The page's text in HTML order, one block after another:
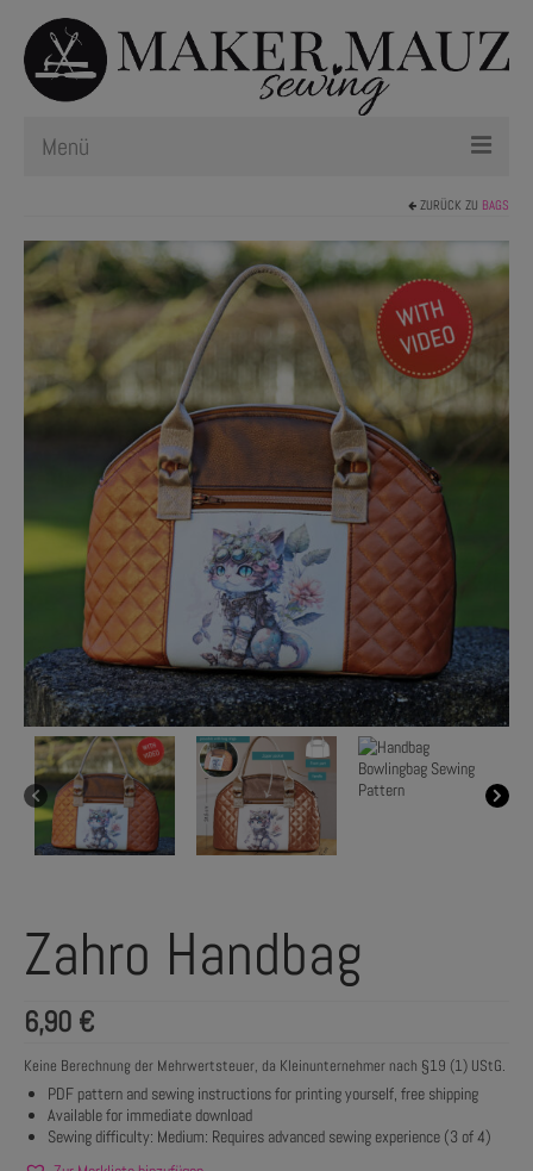
Menü
Plotterdateien
Newsletter
Nählexikon
ZURÜCK ZU BAGS
Zahro Handbag
6,90 €
Keine Berechnung der Mehrwertsteuer, da Kleinunternehmer nach §19 (1) UStG.
PDF pattern and sewing instructions for printing yourself, free shipping
Available for immediate download
Sewing difficulty: Medium: Requires advanced sewing experience (3 of 4)